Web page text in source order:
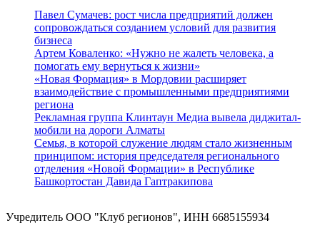
Павел Сумачев: рост числа предприятий должен
сопровождаться созданием условий для развития
бизнеса
Артем Коваленко: «Нужно не жалеть человека, а
помогать ему вернуться к жизни»
«Новая Формация» в Мордовии расширяет
взаимодействие с промышленными предприятиями
региона
Рекламная группа Клинтаун Медиа вывела диджитал-
мобили на дороги Алматы
Семья, в которой служение людям стало жизненным
принципом: история председателя регионального
отделения «Новой Формации» в Республике
Башкортостан Давида Гаптракипова
Учредитель ООО "Клуб регионов", ИНН 6685155934